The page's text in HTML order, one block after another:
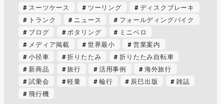
スーツケース
ツーリング
ディスクブレーキ
トランク
ニュース
フォールディングバイク
ブログ
ポタリング
ミニベロ
メディア掲載
世界最小
営業案内
小径車
折りたたみ
折りたたみ自転車
新商品
旅行 活用事例
海外旅行
試乗会
軽量 輪行 辰巳出版
雑誌
飛行機